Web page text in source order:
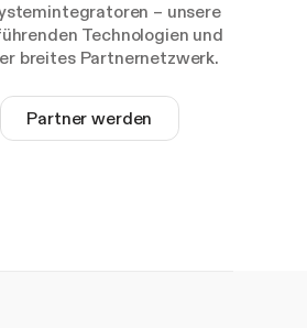
– unsere
Technologien und
breites Partnernetzwerk.
Partner werden